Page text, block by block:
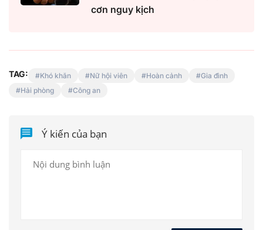
cơn nguy kịch
TAG: Khó khăn Nữ hội viên Hoàn cảnh
Gia đình
Hải phòng
Công an
Ý kiến của bạn